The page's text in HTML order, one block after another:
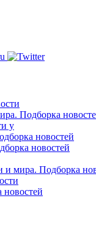
Подборка
у
новостей
новостей
и мира. Подборка
новостей